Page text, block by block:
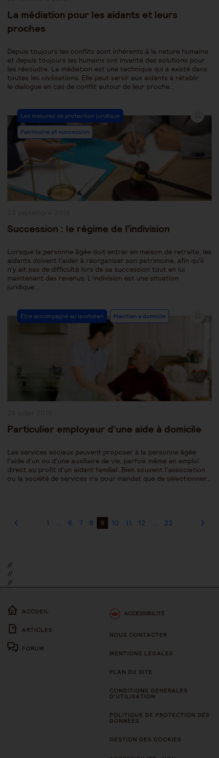
La médiation pour les aidants et leurs
proches
Depuis toujours les conflits sont inhérents à la nature humaine
et depuis toujours les humains ont inventé des solutions pour
les résoudre. La médiation est une technique qui a existé dans
toutes les civilisations. Elle peut servir aux aidants à rétablir
le dialogue en cas de conflit autour de leur proche…
Post
Category:
Les mesures de protection juridique
Patrimoine et succession
Succession : le régime de l’indivision
Lorsque la personne âgée doit entrer en maison de retraite, les
aidants doivent l’aider à réorganiser son patrimoine, afin qu’il
n’y ait pas de difficulté lors de sa succession tout en lui
maintenant des revenus. L’indivision est une situation
juridique…
Post
Category:
Être accompagné au quotidien Maintien à domicile
Particulier employeur d’une aide à domicile
Les services sociaux peuvent proposer à la personne âgée
l’aide d’un ou d’une auxiliaire de vie, parfois même en emploi
direct au profit d’un aidant familial. Bien souvent l’association
ou la société de services n’a pour mandat que de sélectionner…
1 … 6 7 8 9 10 11 12 … 22
//
//
//
ACCUEIL
ARTICLES
FORUM
ACCESSIBILITÉ
NOUS CONTACTER
MENTIONS LÉGALES
PLAN DU SITE
CONDITIONS GÉNÉRALES
D’UTILISATION
POLITIQUE DE PROTECTION DES
DONNÉES
GESTION DES COOKIES